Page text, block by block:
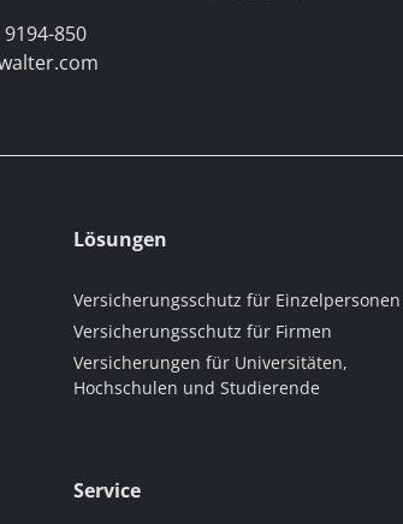
850
Lösungen
Versicherungsschutz für Einzelpersonen
Versicherungsschutz für Firmen
Versicherungen für Universitäten,
Hochschulen und Studierende
Service